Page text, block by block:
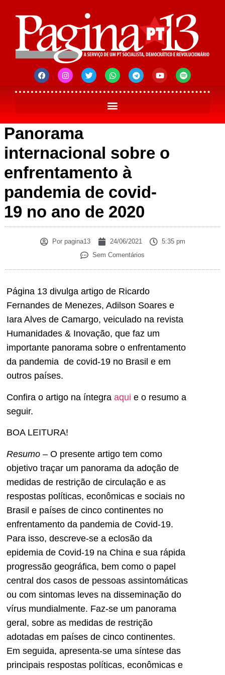
Panorama
internacional sobre o
enfrentamento à
pandemia de covid-
19 no ano de 2020
Porpagina13 24/06/2021
5:35 pm
Sem Comentários
Página 13 divulga artigo de Ricardo
Fernandes de Menezes, Adilson Soares e
Iara Alves de Camargo, veiculado na revista
Humanidades & Inovação, que faz um
importante panorama sobre o enfrentamento
da pandemia de covid-19 no Brasil e em
outros países.
Confira o artigo na íntegra aqui e o resumo a
seguir.
BOA LEITURA!
Resumo – O presente artigo tem como
objetivo traçar um panorama da adoção de
medidas de restrição de circulação e as
respostas políticas, econômicas e sociais no
Brasil e países de cinco continentes no
enfrentamento da pandemia de Covid-19.
Para isso, descreve-se a eclosão da
epidemia de Covid-19 na China e sua rápida
progressão geográfica, bem como o papel
central dos casos de pessoas assintomáticas
ou com sintomas leves na disseminação do
vírus mundialmente. Faz-se um panorama
geral, sobre as medidas de restrição
adotadas em países de cinco continentes.
Em seguida, apresenta-se uma síntese das
principais respostas políticas, econômicas e